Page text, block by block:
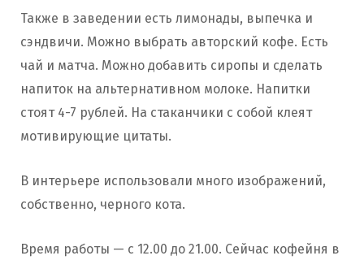
Также в заведении есть лимонады, выпечка и
сэндвичи. Можно выбрать авторский кофе. Есть
чай и матча. Можно добавить сиропы и сделать
напиток на альтернативном молоке. Напитки
стоят 4-7 рублей. На стаканчики с собой клеят
мотивирующие цитаты.
В интерьере использовали много изображений,
собственно, черного кота.
Время работы — с 12.00 до 21.00. Сейчас кофейня в